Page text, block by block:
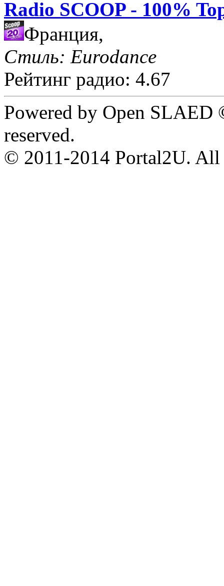
Radio SCOOP - 100%
Франция,
Стиль: Eurodance
Рейтинг радио: 4.67
Powered by Open
reserved.
© 2011-2014 Portal2U. All